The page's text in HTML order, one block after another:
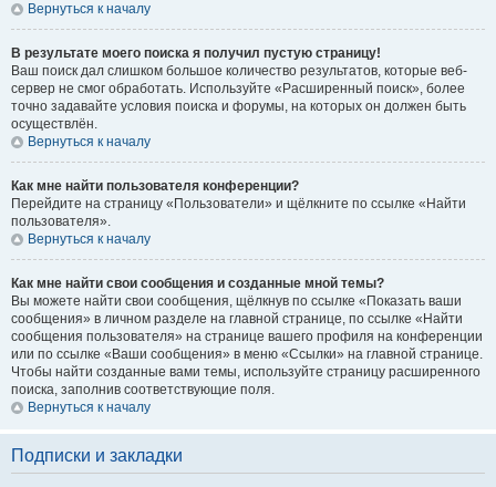
Вернуться к началу
В результате моего поиска я получил пустую страницу!
Ваш поиск дал слишком большое количество результатов, которые веб-
сервер не смог обработать. Используйте «Расширенный поиск», более
точно задавайте условия поиска и форумы, на которых он должен быть
осуществлён.
Вернуться к началу
Как мне найти пользователя конференции?
Перейдите на страницу «Пользователи» и щёлкните по ссылке «Найти
пользователя».
Вернуться к началу
Как мне найти свои сообщения и созданные мной темы?
Вы можете найти свои сообщения, щёлкнув по ссылке «Показать ваши
сообщения» в личном разделе на главной странице, по ссылке «Найти
сообщения пользователя» на странице вашего профиля на конференции
или по ссылке «Ваши сообщения» в меню «Ссылки» на главной странице.
Чтобы найти созданные вами темы, используйте страницу расширенного
поиска, заполнив соответствующие поля.
Вернуться к началу
Подписки и закладки